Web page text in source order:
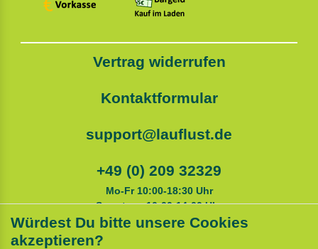
Vertrag widerrufen
Kontaktformular
support@lauflust.de
+49 (0) 209 32329
Mo-Fr 10:00-18:30 Uhr
Samstags 10:00-14:00 Uhr
Würdest Du bitte unsere Cookies
akzeptieren?